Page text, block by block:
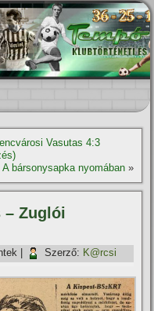
Vasutas 4:3
A bársonysapka nyomában»
– Zuglói
Szerző: K@rcsi